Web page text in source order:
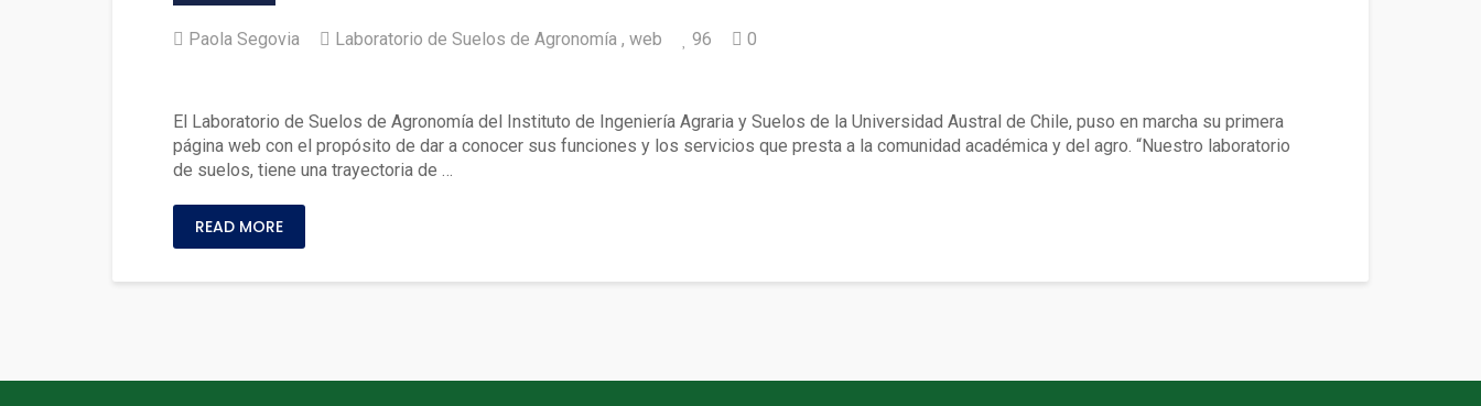
Paola Segovia Laboratorio de Suelos de Agronomía web 96 0
El Laboratorio de Suelos de Agronomía del Instituto de Ingeniería Agraria y Suelos de la Universidad Austral de Chile, puso en marcha su primera
página web con el propósito de dar a conocer sus funciones y los servicios que presta a la comunidad académica y del agro. “Nuestro laboratorio
de suelos, tiene una trayectoria de …
READ MORE